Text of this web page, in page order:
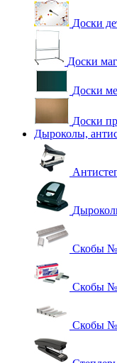
Доски
Доски
Доски
Доски
Дыроколы,
Скобы
Скобы №
Скобы